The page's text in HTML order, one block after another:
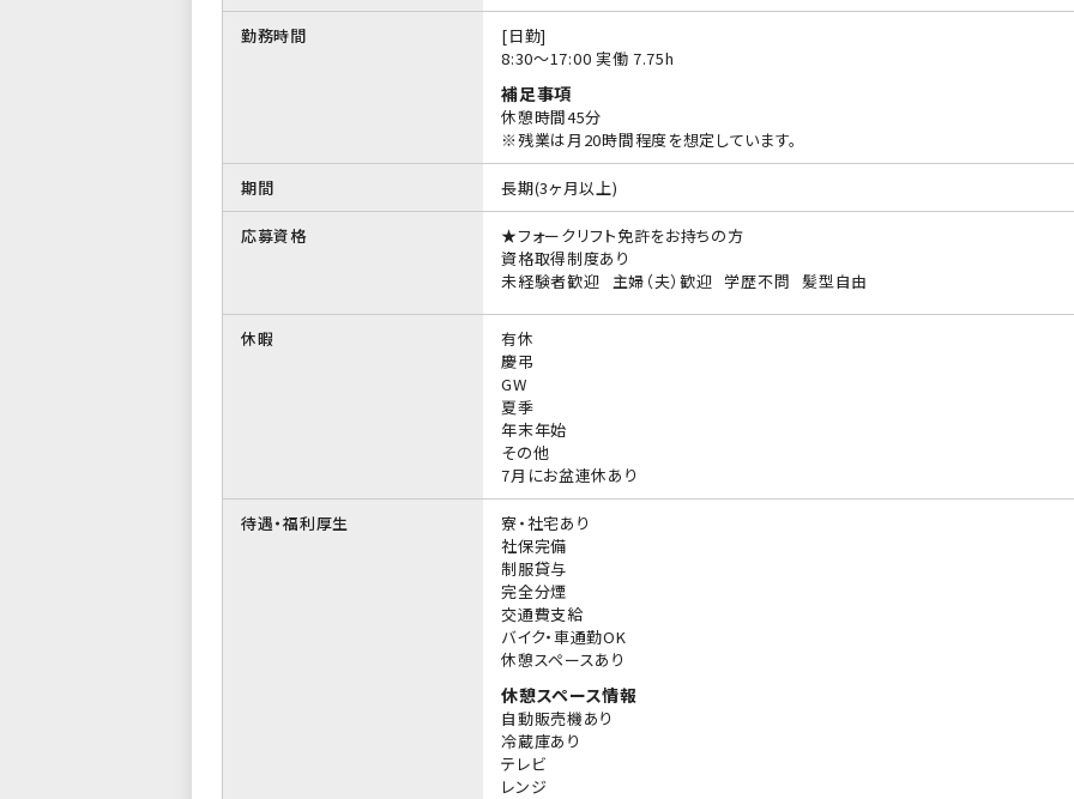
勤務時間
[日勤]
8:30〜17:00 実働 7.75h
補足事項
休憩時間45分
※残業は月20時間程度を想定しています。
期間 長期(3ヶ月以上)
応募資格
★フォークリフト免許をお持ちの方
資格取得制度あり
未経験者歓迎
主婦（夫）歓迎 学歴不問 髪型自由
休暇
有休
慶弔
GW
夏季
年末年始
その他
7月にお盆連休あり
待遇・福利厚生
寮・社宅あり
社保完備
制服貸与
完全分煙
交通費支給
バイク・車通勤OK
休憩スペースあり
休憩スペース情報
自動販売機あり
冷蔵庫あり
テレビ
レンジ